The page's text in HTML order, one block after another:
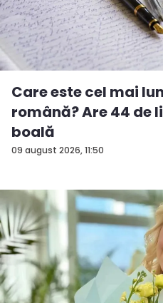
09 august 2026, 11:50
Care este cel mai
română? Are 44 de
boală